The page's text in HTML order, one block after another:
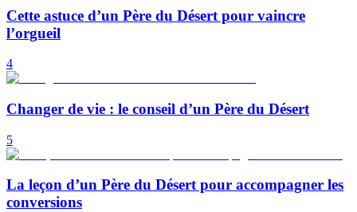
Cette astuce d’un Père du Désert pour vaincre
l’orgueil
4
Changer de vie : le conseil d’un Père du Désert
5
La leçon d’un Père du Désert pour accompagner les
conversions